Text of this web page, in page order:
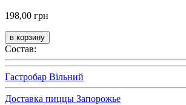
198,00 грн
Состав:
Гастробар Вільний
Доставка пиццы Запорожье